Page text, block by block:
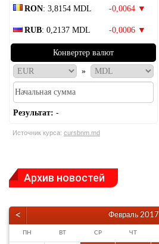
RON: 3,8154 MDL -0,0064 ▼
RUB: 0,2137 MDL -0,0006 ▼
Конвертер валют
»
Результат: -
Источник курса: cursbnm.md
Архив новостей
< Февраль 2017
ПН ВТ СР ЧТ